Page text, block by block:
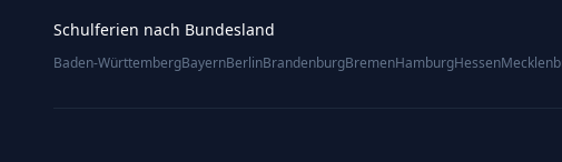
Schulferien nach Bundesland
Baden-WürttembergBayernBerlinBrandenburgBremenHamburgHessen